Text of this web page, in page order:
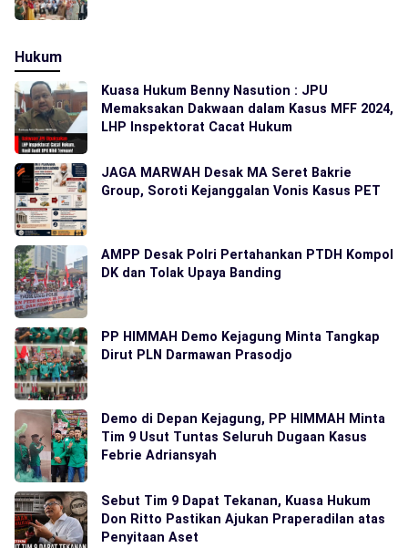
Hukum
Kuasa Hukum Benny Nasution : JPU
Memaksakan Dakwaan dalam Kasus MFF 2024,
LHP Inspektorat Cacat Hukum
JAGA MARWAH Desak MA Seret Bakrie
Group, Soroti Kejanggalan Vonis Kasus PET
AMPP Desak Polri Pertahankan PTDH Kompol
DK dan Tolak Upaya Banding
PP HIMMAH Demo Kejagung Minta Tangkap
Dirut PLN Darmawan Prasodjo
Demo di Depan Kejagung, PP HIMMAH Minta
Tim 9 Usut Tuntas Seluruh Dugaan Kasus
Febrie Adriansyah
Sebut Tim 9 Dapat Tekanan, Kuasa Hukum
Don Ritto Pastikan Ajukan Praperadilan atas
Penyitaan Aset